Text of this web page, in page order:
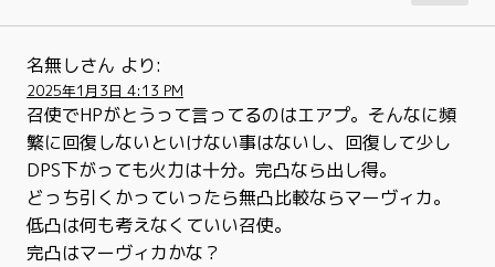
名無しさん より:
2025年1月3日 4:13 PM
召使でHPがとうって言ってるのはエアプ。そんなに頻
繁に回復しないといけない事はないし、回復して少し
DPS下がっても火力は十分。完凸なら出し得。
どっち引くかっていったら無凸比較ならマーヴィカ。
低凸は何も考えなくていい召使。
完凸はマーヴィカかな？